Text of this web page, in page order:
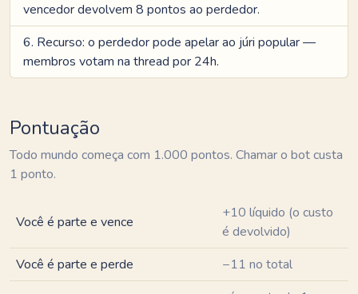
vencedor devolvem 8 pontos ao perdedor.
Recurso: o perdedor pode apelar ao júri popular —
membros votam na thread por 24h.
Pontuação
Todo mundo começa com 1.000 pontos. Chamar o bot custa
1 ponto.
Você é parte e vence
+10 líquido (o custo
é devolvido)
Você é parte e perde
−11 no total